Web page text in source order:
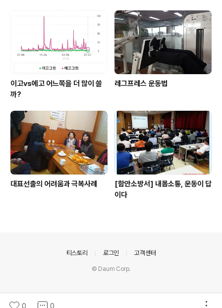
이고vs에고 어느쪽을 더 많이 쓸
까?
레그프레스 운동법
대표선출의 어려움과 극복사례
[함안소방서] 내몸소통, 운동이 답
이다
0 0
티스토리 로그인 고객센터
© Daum Corp.